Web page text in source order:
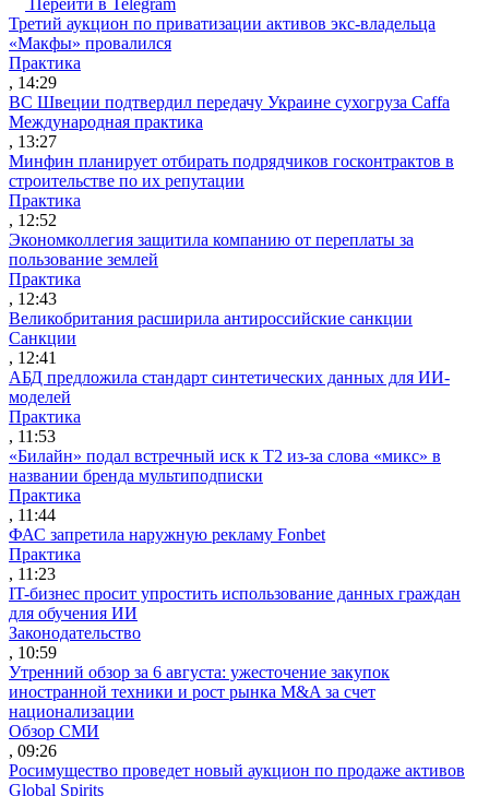
Третий аукцион по приватизации активов экс-владельца
«Макфы» провалился
Практика
, 14:29
ВС Швеции подтвердил передачу Украине сухогруза Caffa
Международная практика
, 13:27
Минфин планирует отбирать подрядчиков госконтрактов в
строительстве по их репутации
Практика
, 12:52
Экономколлегия защитила компанию от переплаты за
пользование землей
Практика
, 12:43
Великобритания расширила антироссийские санкции
Санкции
, 12:41
АБД предложила стандарт синтетических данных для ИИ-
моделей
Практика
, 11:53
«Билайн» подал встречный иск к Т2 из-за слова «микс» в
названии бренда мультиподписки
Практика
, 11:44
ФАС запретила наружную рекламу Fonbet
Практика
, 11:23
IT-бизнес просит упростить использование данных граждан
для обучения ИИ
Законодательство
, 10:59
Утренний обзор за 6 августа: ужесточение закупок
иностранной техники и рост рынка M&A за счет
национализации
Обзор СМИ
, 09:26
Росимущество проведет новый аукцион по продаже активов
Global Spirits